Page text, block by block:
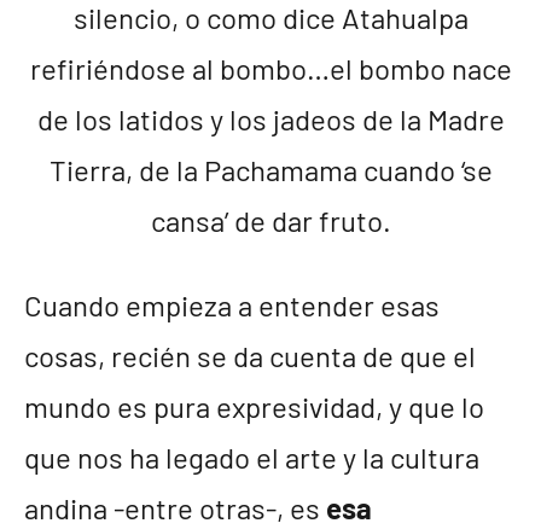
silencio, o como dice Atahualpa
refiriéndose al bombo…el bombo nace
de los latidos y los jadeos de la Madre
Tierra, de la Pachamama cuando ‘se
cansa’ de dar fruto.
Cuando empieza a entender esas
cosas, recién se da cuenta de que el
mundo es pura expresividad, y que lo
que nos ha legado el arte y la cultura
andina -entre otras-, es esa